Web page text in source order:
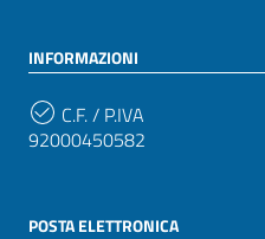
INFORMAZIONI
C.F. / P.IVA
92000450582
POSTA ELETTRONICA